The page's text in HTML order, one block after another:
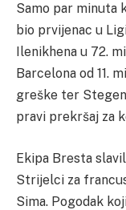
Samo par minuta
bio prvijenac u
Ilenikhena u 72.
Barcelona od 11.
greške ter
pravi prekršaj za
Ekipa Bresta
Strijelci za
Sima. Pogodak